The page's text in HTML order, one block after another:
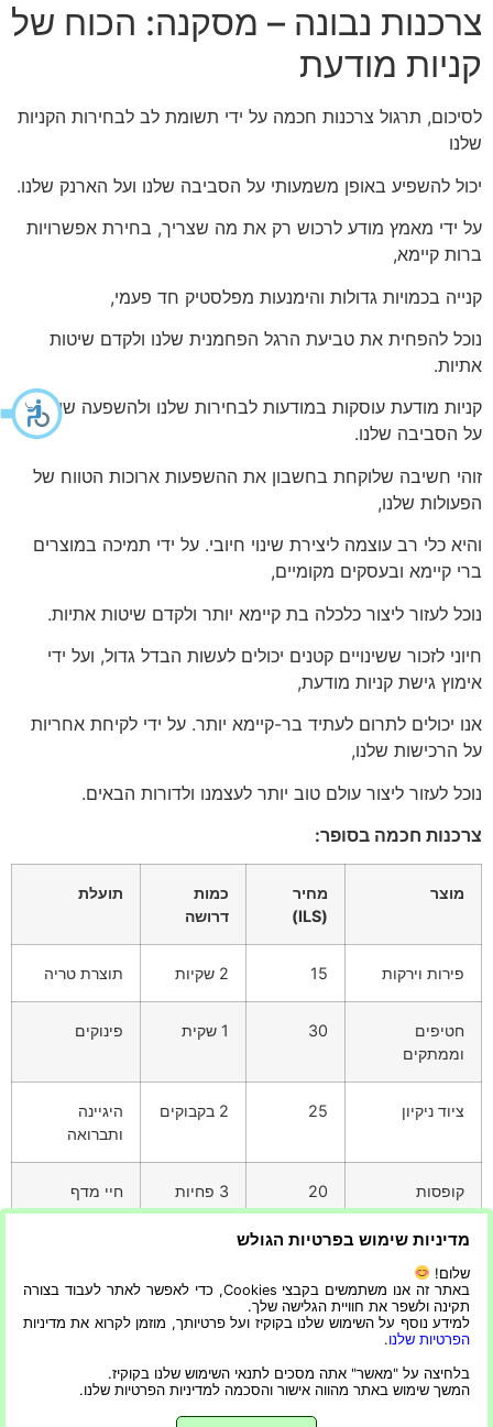
צרכנות נבונה – מסקנה: הכוח של
קניות מודעת
לסיכום, תרגול צרכנות חכמה על ידי תשומת לב לבחירות הקניות
שלנו
יכול להשפיע באופן משמעותי על הסביבה שלנו ועל הארנק שלנו.
על ידי מאמץ מודע לרכוש רק את מה שצריך, בחירת אפשרויות
ברות קיימא,
קנייה בכמויות גדולות והימנעות מפלסטיק חד פעמי,
נוכל להפחית את טביעת הרגל הפחמנית שלנו ולקדם שיטות
אתיות.
קניות מודעת עוסקות במודעות לבחירות שלנו ולהשפעה שיש להן
על הסביבה שלנו.
זוהי חשיבה שלוקחת בחשבון את ההשפעות ארוכות הטווח של
הפעולות שלנו,
והיא כלי רב עוצמה ליצירת שינוי חיובי. על ידי תמיכה במוצרים
ברי קיימא ובעסקים מקומיים,
נוכל לעזור ליצור כלכלה בת קיימא יותר ולקדם שיטות אתיות.
חיוני לזכור ששינויים קטנים יכולים לעשות הבדל גדול, ועל ידי
אימוץ גישת קניות מודעת,
אנו יכולים לתרום לעתיד בר-קיימא יותר. על ידי לקיחת אחריות
על הרכישות שלנו,
נוכל לעזור ליצור עולם טוב יותר לעצמנו ולדורות הבאים.
צרכנות חכמה בסופר:
מוצר
מחיר
(ILS)
כמות
דרושה
תועלת
פירות וירקות 15 2 שקיות תוצרת טריה
חטיפים
וממתקים
30 1 שקית פינוקים
ציוד ניקיון 25 2 בקבוקים
היגיינה
ותברואה
קופסות
שימורים
20 3 פחיות
חיי מדף
ארוכים
אימוץ צרכנות חכמה על ידי רכישת רק מה שצריך יכול להוביל
לחיסכון כספי משמעותי,
הפחתת בזבוז ואורח חיים בר קיימא יותר.
מגזין מיוחד לכל המשפחה
מדיניות שימוש בפרטיות הגולש
שלום!
באתר זה אנו משתמשים בקבצי Cookies, כדי לאפשר לאתר לעבוד בצורה
תקינה ולשפר את חוויית הגלישה שלך.
למידע נוסף על השימוש שלנו בקוקיז ועל פרטיותך, מוזמן לקרוא את מדיניות
הפרטיות שלנו.
בלחיצה על "מאשר" אתה מסכים לתנאי השימוש שלנו בקוקיז.
המשך שימוש באתר מהווה אישור והסכמה למדיניות הפרטיות שלנו.